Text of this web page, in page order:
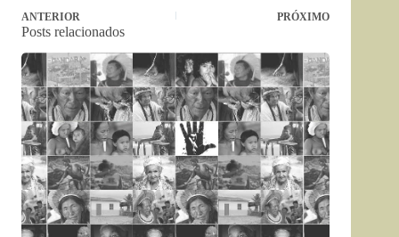
ANTERIOR PRÓXIMO
Posts relacionados